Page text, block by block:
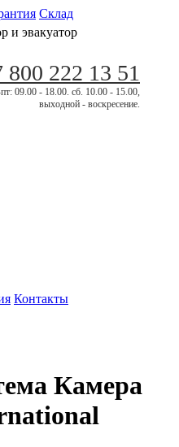
Склад
и эвакуатор
800 222 13 51
09.00 - 18.00. сб. 10.00 - 15.00,
выходной - воскресение.
Контакты
Камера